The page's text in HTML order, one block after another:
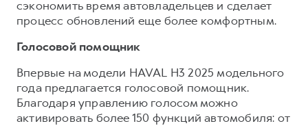
сэкономить время автовладельцев и сделает
процесс обновлений еще более комфортным.
Голосовой помощник
Впервые на модели HAVAL H3 2025 модельного
года предлагается голосовой помощник.
Благодаря управлению голосом можно
активировать более 150 функций автомобиля: от